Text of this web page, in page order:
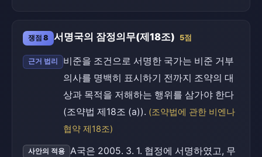
쟁점 8 서명국의 잠정의무(제18조) 5점
근거 법리
비준을 조건으로 서명한 국가는 비준 거부
의사를 명백히 표시하기 전까지 조약의 대
상과 목적을 저해하는 행위를 삼가야 한다
(조약법 제18조 (a)). (조약법에 관한 비엔나
협약 제18조)
사안의 적용
A국은 2005. 3. 1. 협정에 서명하였고, 무